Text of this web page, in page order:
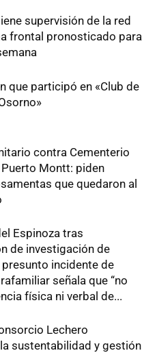
supervisión de la red
frontal pronosticado para
que participó en «Club de
contra Cementerio
Montt: piden
que quedaron al
Espinoza tras
de investigación de
incidente de
señala que “no
física ni verbal de...
Lechero
sustentabilidad y gestión